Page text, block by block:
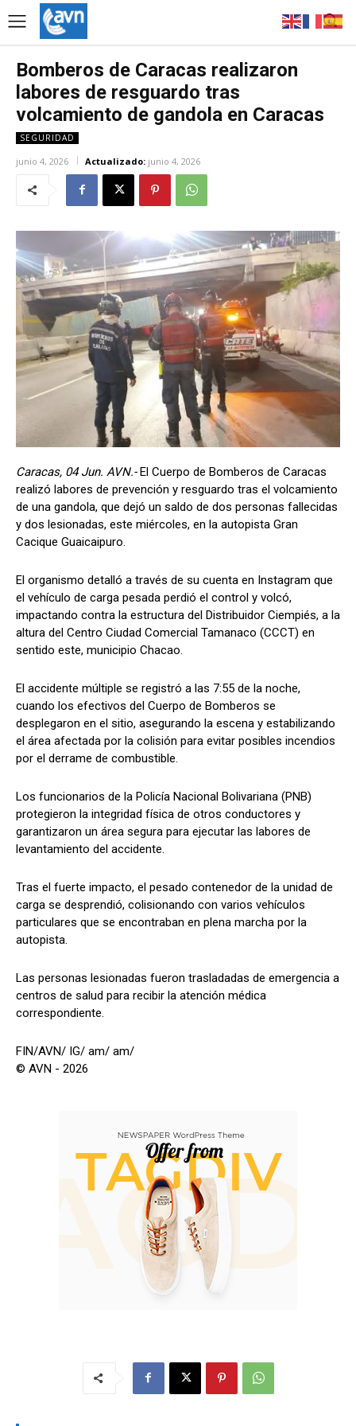
Bomberos de Caracas realizaron
labores de resguardo tras
volcamiento de gandola en Caracas
SEGURIDAD
junio 4, 2026 Actualizado: junio 4, 2026
Caracas, 04 Jun. AVN.-El Cuerpo de Bomberos de Caracas
realizó labores de prevención y resguardo tras el volcamiento
de una gandola, que dejó un saldo de dos personas fallecidas
y dos lesionadas, este miércoles, en la autopista Gran
Cacique Guaicaipuro.
El organismo detalló a través de su cuenta en Instagram que
el vehículo de carga pesada perdió el control y volcó,
impactando contra la estructura del Distribuidor Ciempiés, a la
altura del Centro Ciudad Comercial Tamanaco (CCCT) en
sentido este, municipio Chacao.
El accidente múltiple se registró a las 7:55 de la noche,
cuando los efectivos del Cuerpo de Bomberos se
desplegaron en el sitio, asegurando la escena y estabilizando
el área afectada por la colisión para evitar posibles incendios
por el derrame de combustible.
Los funcionarios de la Policía Nacional Bolivariana (PNB)
protegieron la integridad física de otros conductores y
garantizaron un área segura para ejecutar las labores de
levantamiento del accidente.
Tras el fuerte impacto, el pesado contenedor de la unidad de
carga se desprendió, colisionando con varios vehículos
particulares que se encontraban en plena marcha por la
autopista.
Las personas lesionadas fueron trasladadas de emergencia a
centros de salud para recibir la atención médica
correspondiente.
FIN/AVN/ IG/ am/ am/
© AVN - 2026